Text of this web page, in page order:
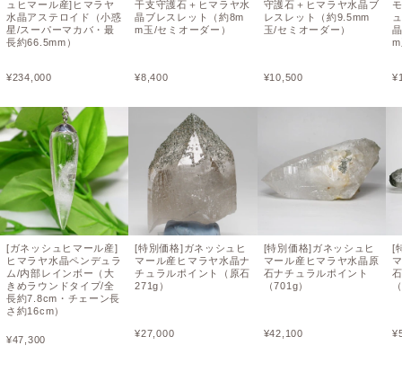
ュヒマール産]ヒマラヤ
水晶アステロイド（小惑
星/スーパーマカバ・最
長約66.5mm）
¥234,000
[ガネッシュヒマール産]
ヒマラヤ水晶ペンデュラ
ム/内部レインボー（大
きめラウンドタイプ/全
長約7.8cm・チェーン長
さ約16cm）
¥47,300
干支守護石＋ヒマラヤ水
晶ブレスレット（約8m
m玉/セミオーダー）
¥8,400
[特別価格]ガネッシュヒ
マール産ヒマラヤ水晶ナ
チュラルポイント（原石
271g）
¥27,000
守護石＋ヒマラヤ水晶ブ
レスレット（約9.5mm
玉/セミオーダー）
¥10,500
[特別価格]ガネッシュヒ
マール産ヒマラヤ水晶原
石ナチュラルポイント
（701g）
¥42,100
¥
[
¥